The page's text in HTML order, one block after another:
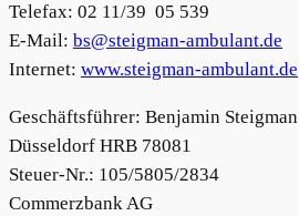
Telefax: 02 11/39 05 539
E-Mail: bs@steigman-ambulant.de
Internet: www.steigman-ambulant.de
Geschäftsführer: Benjamin Steigman
Düsseldorf HRB 78081
Steuer-Nr.: 105/5805/2834
Commerzbank AG